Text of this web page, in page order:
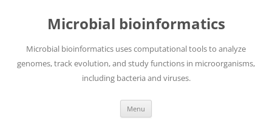
Microbial bioinformatics
Microbial bioinformatics uses computational tools to analyze
genomes, track evolution, and study functions in microorganisms,
including bacteria and viruses.
Menu